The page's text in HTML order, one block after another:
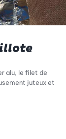
alu, le filet de
juteux et